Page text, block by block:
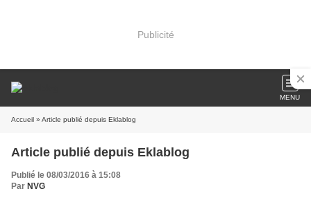
Publicité
MENU
Accueil » Article publié depuis Eklablog
Article publié depuis Eklablog
Publié le 08/03/2016 à 15:08
Par NVG